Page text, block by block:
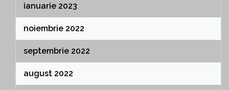
ianuarie 2023
noiembrie 2022
septembrie 2022
august 2022